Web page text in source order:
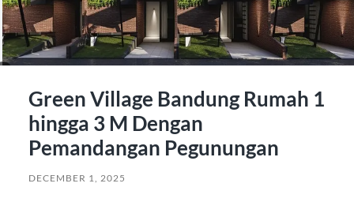
Green Village Bandung Rumah 1
hingga 3 M Dengan
Pemandangan Pegunungan
DECEMBER 1, 2025